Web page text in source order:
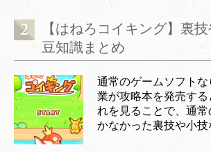
【はねろコイキング】裏
豆知識まとめ
通常のゲームソフト
業が攻略本を発売す
れを見ることで、通
かなかった裏技や小技